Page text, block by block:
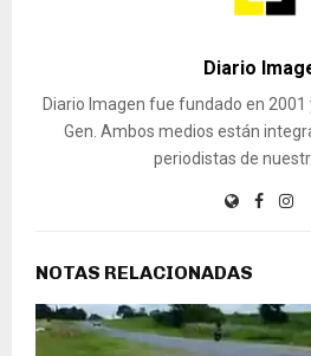
Diario
Gen. Ambos medios están
periodistas de